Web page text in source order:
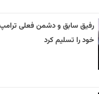
رفیق سابق و دشمن فعلی
خود را تسلیم کرد